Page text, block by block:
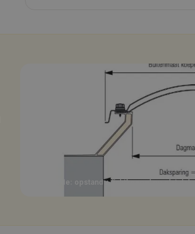
Doorsnede: opstand + lichtkoepel op plat dak